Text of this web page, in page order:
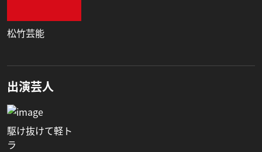
松竹芸能
出演芸人
駆け抜けて軽ト
ラ